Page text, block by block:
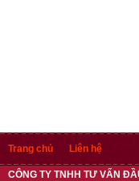
Trang chủ Liên hệ
CÔNG TY TNHH TƯ VẤN